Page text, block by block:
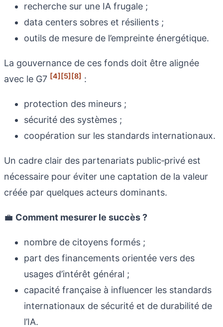
recherche sur une IA frugale ;
data centers sobres et résilients ;
outils de mesure de l’empreinte énergétique.
La gouvernance de ces fonds doit être alignée
avec le G7 [4][5][8] :
protection des mineurs ;
sécurité des systèmes ;
coopération sur les standards internationaux.
Un cadre clair des partenariats public‑privé est
nécessaire pour éviter une captation de la valeur
créée par quelques acteurs dominants.
💼 Comment mesurer le succès ?
nombre de citoyens formés ;
part des financements orientée vers des
usages d’intérêt général ;
capacité française à influencer les standards
internationaux de sécurité et de durabilité de
l’IA.